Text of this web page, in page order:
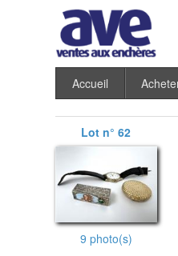
Accueil
Lot n° 62
9 photo(s)